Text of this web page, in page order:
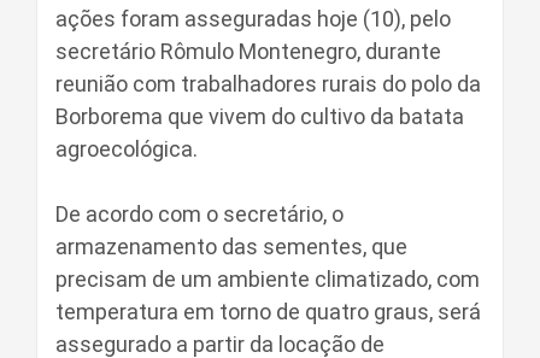
ações foram asseguradas hoje (10), pelo
secretário Rômulo Montenegro, durante
reunião com trabalhadores rurais do polo da
Borborema que vivem do cultivo da batata
agroecológica.
De acordo com o secretário, o
armazenamento das sementes, que
precisam de um ambiente climatizado, com
temperatura em torno de quatro graus, será
assegurado a partir da locação de